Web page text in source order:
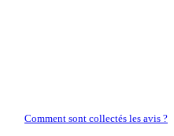
Comment sont collectés les avis ?